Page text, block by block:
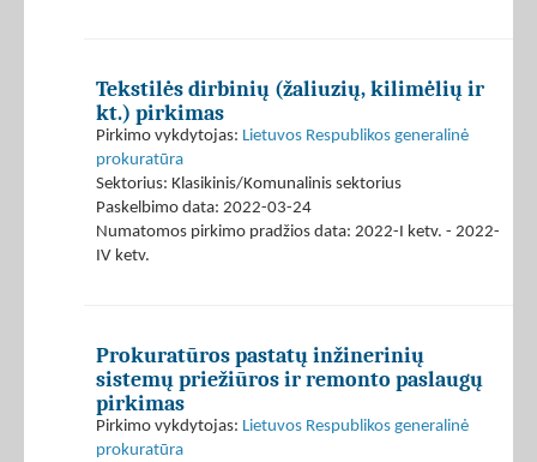
Tekstilės dirbinių (žaliuzių, kilimėlių ir
kt.) pirkimas
Pirkimo vykdytojas: Lietuvos Respublikos generalinė
prokuratūra
Sektorius: Klasikinis/Komunalinis sektorius
Paskelbimo data: 2022-03-24
Numatomos pirkimo pradžios data: 2022-I ketv. - 2022-
IV ketv.
Prokuratūros pastatų inžinerinių
sistemų priežiūros ir remonto paslaugų
pirkimas
Pirkimo vykdytojas: Lietuvos Respublikos generalinė
prokuratūra